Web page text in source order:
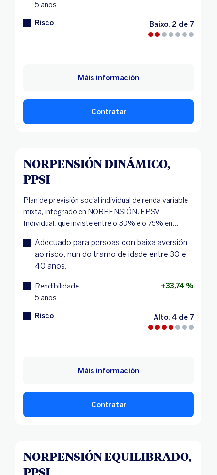
5 anos
Risco Baixo. 2 de 7
Máis información
Contratar
NORPENSIÓN DINÁMICO,
PPSI
Plan de previsión social individual de renda variable
mixta, integrado en NORPENSIÓN, EPSV
Individual, que inviste entre o 30% e o 75% en...
Adecuado para persoas con baixa aversión
ao risco, nun do tramo de idade entre 30 e
40 anos.
Rendibilidade
5 anos
+33,74 %
Risco Alto. 4 de 7
Máis información
Contratar
NORPENSIÓN EQUILIBRADO,
PPSI